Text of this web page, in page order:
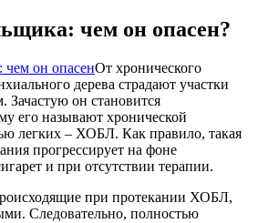
чем он опасен?
От хронического
дерева страдают участки
Зачастую он становится
его называют хронической
легких – ХОБЛ. Как правило, такая
прогрессирует на фоне
и при отсутствии терапии.
при протекании ХОБЛ,
Следовательно, полностью